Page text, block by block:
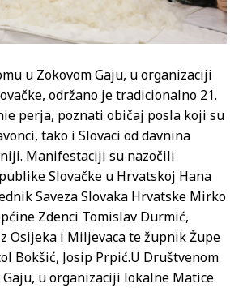
u Zokovom Gaju, u organizaciji
održano je tradicionalno 21.
perja, poznati običaj posla koji su
tako i Slovaci od davnina
Manifestaciji su nazočili
Slovačke u Hrvatskoj Hana
Saveza Slovaka Hrvatske Mirko
Zdenci Tomislav Durmić,
Osijeka i Miljevaca te župnik Župe
Bokšić, Josip Prpić.U Društvenom
Gaju, u organizaciji lokalne Matice